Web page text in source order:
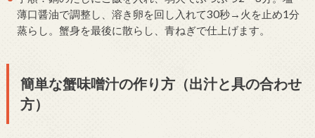
薄口醤油で調整し、溶き卵を回し入れて30秒→火を止め1分
蒸らし。蟹身を最後に散らし、青ねぎで仕上げます。
簡単な蟹味噌汁の作り方（出汁と具の合わせ
方）